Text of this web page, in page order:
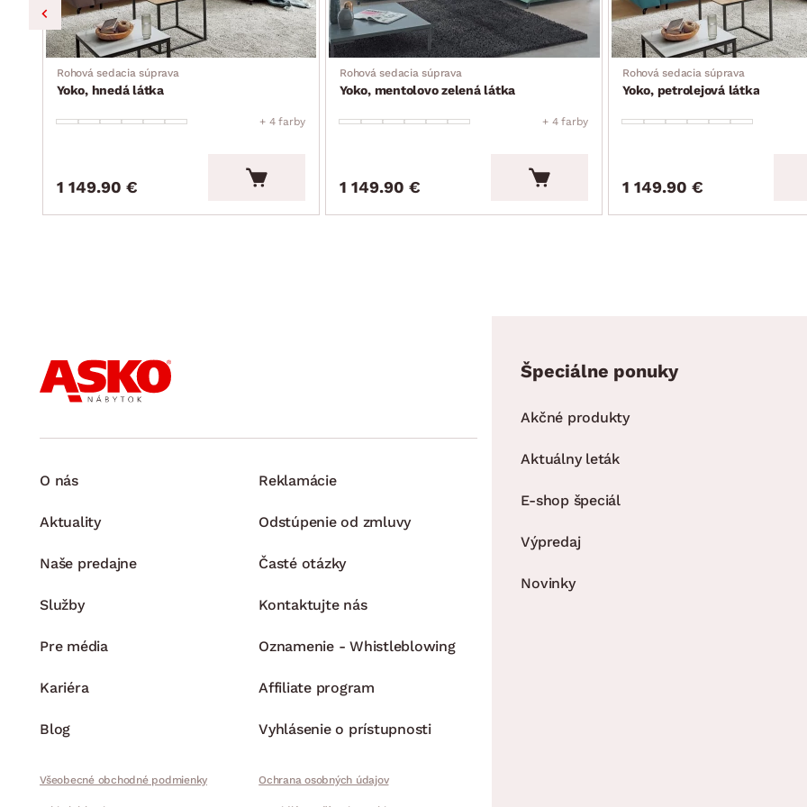
Rohová sedacia súprava
Yoko, hnedá látka
+ 4 farby
1 149.90 €
Rohová sedacia súprava
Yoko, mentolovo zelená látka
+ 4 farby
1 149.90 €
Rohová sedacia súprava
Yoko, petrolejová látka
1 149.90 €
O nás
Aktuality
Naše predajne
Služby
Pre média
Kariéra
Blog
Reklamácie
Odstúpenie od zmluvy
Časté otázky
Kontaktujte nás
Oznamenie - Whistleblowing
Affiliate program
Vyhlásenie o prístupnosti
Všeobecné obchodné podmienky Ochrana osobných údajov
Špeciálne ponuky
Akčné produkty
Aktuálny leták
E-shop špeciál
Výpredaj
Novinky